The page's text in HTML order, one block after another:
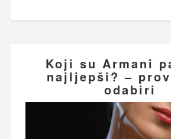
Koji su Armani
najljepši? –
odabiri